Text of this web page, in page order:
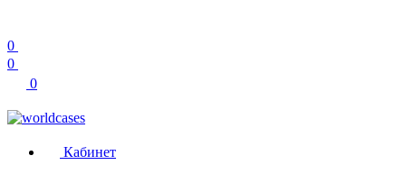
0
0
0
Кабинет